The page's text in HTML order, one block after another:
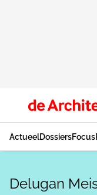
ActueelDossiersFocus
Delugan